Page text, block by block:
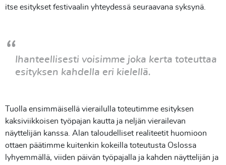
itse esitykset festivaalin yhteydessä seuraavana syksynä.
Ihanteellisesti voisimme joka kerta toteuttaa
esityksen kahdella eri kielellä.
Tuolla ensimmäisellä vierailulla toteutimme esityksen
kaksiviikkoisen työpajan kautta ja neljän vierailevan
näyttelijän kanssa. Alan taloudelliset realiteetit huomioon
ottaen päätimme kuitenkin kokeilla toteutusta Oslossa
lyhyemmällä, viiden päivän työpajalla ja kahden näyttelijän ja